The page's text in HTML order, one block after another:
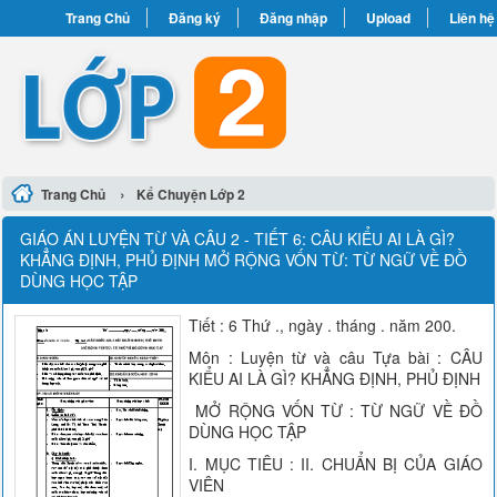
Trang Chủ Đăng ký Đăng nhập Upload Liên hệ
Trang Chủ › Kể Chuyện Lớp 2
GIÁO ÁN LUYỆN TỪ VÀ CÂU 2 - TIẾT 6: CÂU KIỂU AI LÀ GÌ?
KHẲNG ĐỊNH, PHỦ ĐỊNH MỞ RỘNG VỐN TỪ: TỪ NGỮ VỀ ĐỒ
DÙNG HỌC TẬP
Tiết : 6 Thứ ., ngày . tháng . năm 200.
Môn : Luyện từ và câu Tựa bài : CÂU
KIỂU AI LÀ GÌ? KHẲNG ĐỊNH, PHỦ ĐỊNH
MỞ RỘNG VỐN TỪ : TỪ NGỮ VỀ ĐỒ
DÙNG HỌC TẬP
I. MỤC TIÊU : II. CHUẨN BỊ CỦA GIÁO
VIÊN